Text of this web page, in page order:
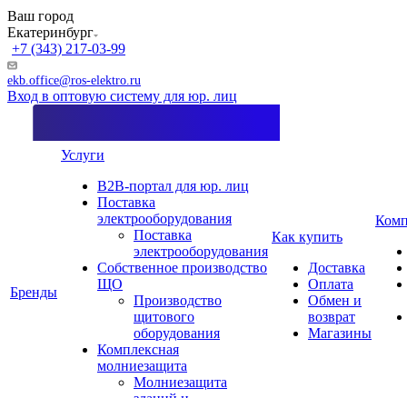
Ваш город
Екатеринбург
+7 (343) 217-03-99
ekb.office@ros-elektro.ru
Вход в оптовую систему для юр. лиц
Бренды
Услуги
B2B-портал для юр. лиц
Поставка
электрооборудования
Поставка
электрооборудования
Собственное производство
ЩО
Производство
щитового
оборудования
Комплексная
молниезащита
Молниезащита
Как купить
Доставка
Оплата
Обмен и
возврат
Магазины